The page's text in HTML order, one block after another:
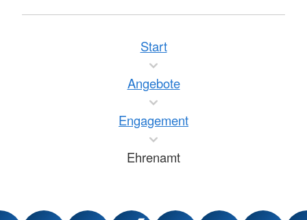
Start
Angebote
Engagement
Ehrenamt